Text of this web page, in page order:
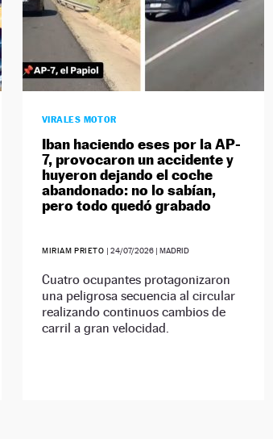
VIRALES MOTOR
Iban haciendo eses por la AP-
7, provocaron un accidente y
huyeron dejando el coche
abandonado: no lo sabían,
pero todo quedó grabado
MIRIAM PRIETO | 24/07/2026| MADRID
Cuatro ocupantes protagonizaron
una peligrosa secuencia al circular
realizando continuos cambios de
carril a gran velocidad.